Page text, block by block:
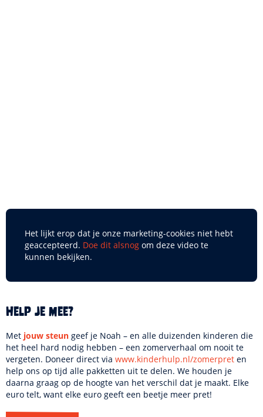
Het lijkt erop dat je onze marketing-cookies niet hebt
geaccepteerd. Doe dit alsnog om deze video te
kunnen bekijken.
Help je mee?
Met jouw steun geef je Noah – en alle duizenden kinderen die
het heel hard nodig hebben – een zomerverhaal om nooit te
vergeten. Doneer direct via www.kinderhulp.nl/zomerpret en
help ons op tijd alle pakketten uit te delen. We houden je
daarna graag op de hoogte van het verschil dat je maakt. Elke
euro telt, want elke euro geeft een beetje meer pret!